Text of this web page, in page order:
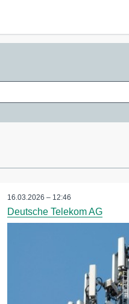
16.03.2026 – 12:46
Deutsche Telekom AG